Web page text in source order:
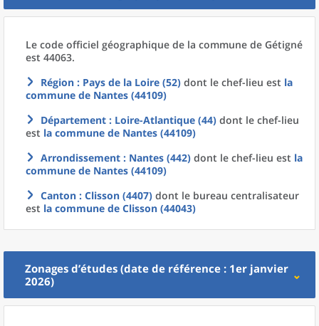
Le code officiel géographique de la commune de Gétigné
est 44063.
Région : Pays de la Loire (52) dont le chef-lieu est la
commune de Nantes (44109)
Département : Loire-Atlantique (44) dont le chef-lieu
est la commune de Nantes (44109)
Arrondissement : Nantes (442) dont le chef-lieu est la
commune de Nantes (44109)
Canton : Clisson (4407) dont le bureau centralisateur
est la commune de Clisson (44043)
Zonages d’études (date de référence : 1er janvier
2026)